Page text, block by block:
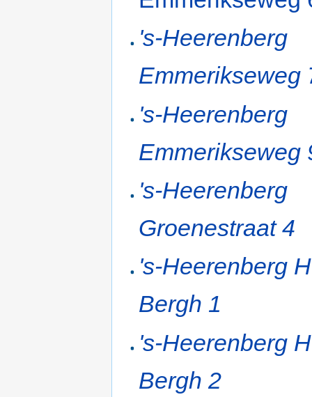
's-Heerenberg
Emmerikseweg
's-Heerenberg
Emmerikseweg
's-Heerenberg
Groenestraat 4
's-Heerenberg
Bergh 1
's-Heerenberg
Bergh 2